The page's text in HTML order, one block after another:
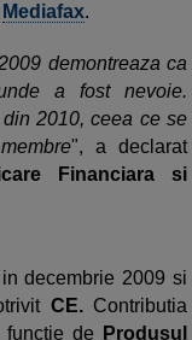
Mediafax.
demontreaza ca
a fost nevoie.
2010, ceea ce se
", a declarat
Financiara si
decembrie 2009 si
CE.Contributia
de
Produsul